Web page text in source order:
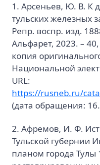
1. Арсеньев, Ю. В. К
тульских железных
Репр. воспр. изд.
Альфарет, 2023. –
копия
Национальной
URL:
https://rusneb.ru/
(дата обращения:
2. Афремов, И. Ф.
Тульской губернии
планом города Тулы